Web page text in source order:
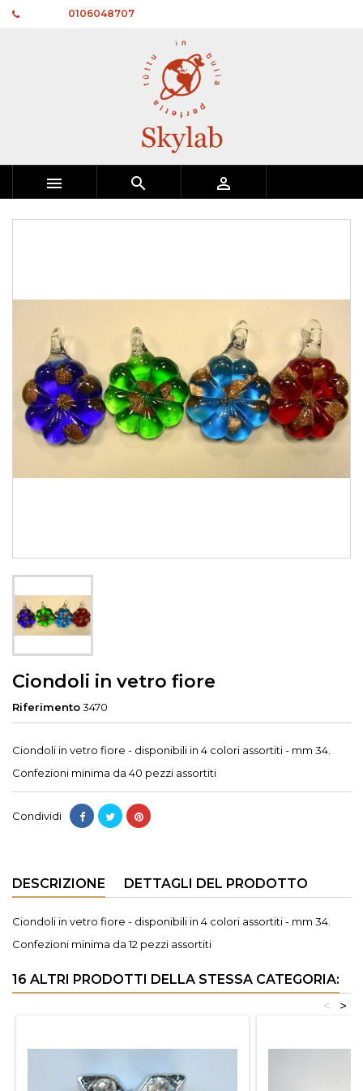
0106048707
  
Ciondoli in vetro fiore
Riferimento3470
Ciondoli in vetro fiore - disponibili in 4 colori assortiti - mm 34.
Confezioni minima da 40 pezzi assortiti
Condividi
DESCRIZIONE DETTAGLI DEL PRODOTTO
Ciondoli in vetro fiore - disponibili in 4 colori assortiti - mm 34.
Confezioni minima da 12 pezzi assortiti
16 ALTRI PRODOTTI DELLA STESSA CATEGORIA:
>
<